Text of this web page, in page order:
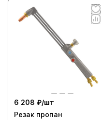
6 208 ₽/шт
Резак пропан